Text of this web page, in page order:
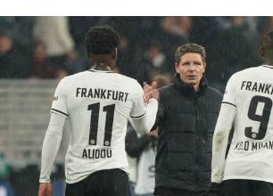
sport
berlin
nord
wahrheit
verlag